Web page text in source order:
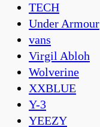
TECH
Under Armour
vans
Virgil Abloh
Wolverine
XXBLUE
Y-3
YEEZY